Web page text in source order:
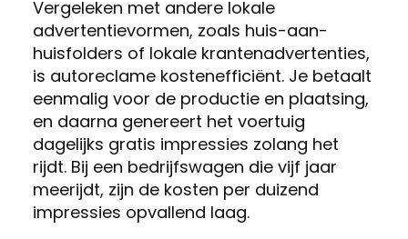
Vergeleken met andere lokale
advertentievormen, zoals huis-aan-
huisfolders of lokale krantenadvertenties,
is autoreclame kostenefficiënt. Je betaalt
eenmalig voor de productie en plaatsing,
en daarna genereert het voertuig
dagelijks gratis impressies zolang het
rijdt. Bij een bedrijfswagen die vijf jaar
meerijdt, zijn de kosten per duizend
impressies opvallend laag.